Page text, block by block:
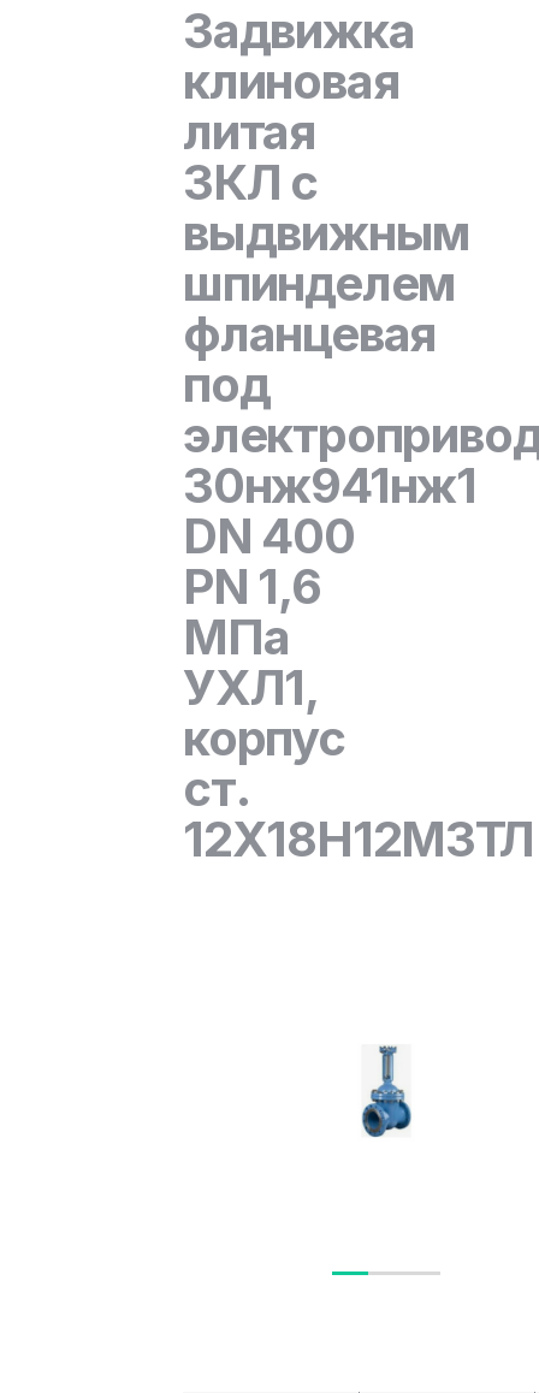
Задвижка
клиновая
литая
ЗКЛ с
выдвижным
шпинделем
фланцевая
под
30нж941нж1
DN 400
PN 1,6
МПа
УХЛ1,
корпус
ст.
12Х18Н12М3ТЛ